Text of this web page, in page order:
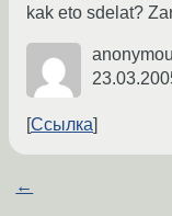
kak eto sdelat?
Ссылка
←